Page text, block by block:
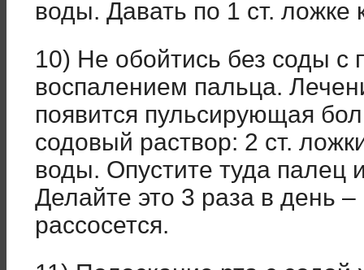
воды. Давать по 1 ст.
10) Не обойтись без соды
воспалением пальца.
появится пульсирующая
содовый раствор: 2 ст.
воды. Опустите туда палец
Делайте это 3 раза в день
рассосется.